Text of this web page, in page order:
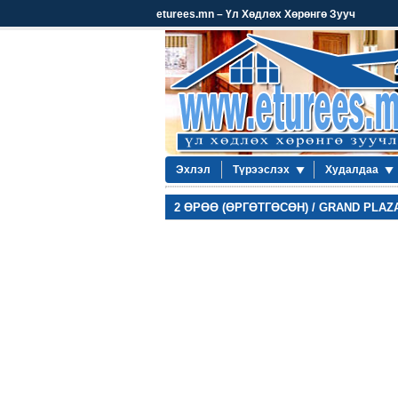
eturees.mn – Үл Хөдлөх Хөрөнгө Зууч
Эхлэл Түрээслэх Худалдаа
2 ӨРӨӨ (ӨРГӨТГӨСӨН) / GRAND